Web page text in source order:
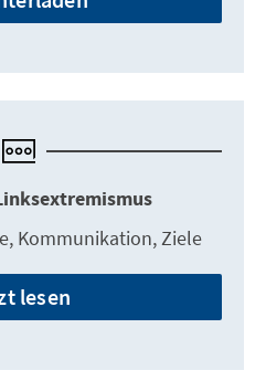
Kommunikation, Ziele
lesen